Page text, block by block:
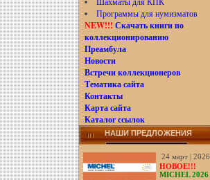
Программы для нумизматов
NEW!!! Скачать книги по
коллекционированию
Преамбула
Новости
Встречи коллекционеров
Тематика сайта
Контакты
Карта сайта
Каталог ссылок
НАШИ ПРЕДЛОЖЕНИЯ
24 март | 2026
НОВОЕ!!!
MICHEL 2026